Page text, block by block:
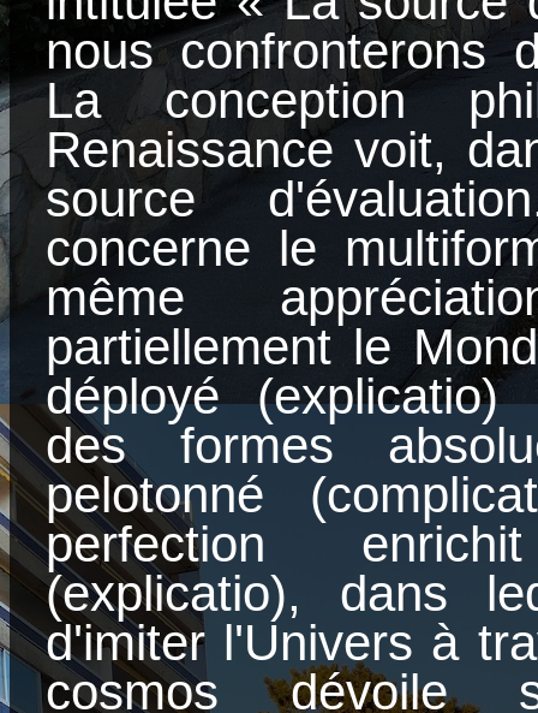
nous confronterons
La conception
Renaissance voit,
source
concerne le
même
partiellement le
déployé
des formes
pelotonné
perfection
(explicatio), dans
d'imiter l'Univers à
cosmos dévoile